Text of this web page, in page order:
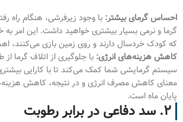
احساس گرمای بیشتر: با وجود زیرفرشی، هنگام
گرما و نرمی بسیار بیشتری خواهید داشت. این امر
که کودک خردسال دارند و روی زمین بازی می‌کنند،
کاهش هزینه‌های انرژی: با جلوگیری از اتلاف گرما
سیستم گرمایشی شما کمک می‌کند تا با کارایی
معنای کاهش مصرف انرژی و در نتیجه، کاهش
پایان ماه است.
۲. سد دفاعی در برابر رطوبت